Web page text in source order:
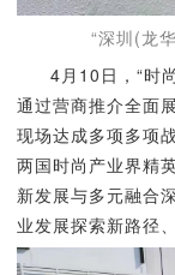
“深圳(龙
4月10日，“时
通过营商推介全面
现场达成多项多项
两国时尚产业界精
新发展与多元融合
业发展探索新路径